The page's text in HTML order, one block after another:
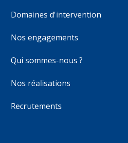
Domaines d'intervention
Nos engagements
Qui sommes-nous ?
Nos réalisations
Recrutements